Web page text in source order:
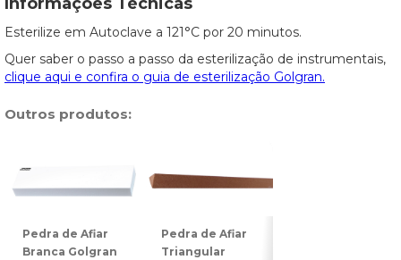
Esterilize em Autoclave a 121°C por 20 minutos.
Quer saber o passo a passo da esterilização de instrumentais,
clique aqui e confira o guia de esterilização Golgran.
Outros produtos:
Pedra de Afiar
Branca Golgran
Pedra de Afiar
Triangular